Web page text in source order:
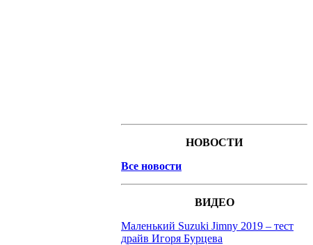
НОВОСТИ
Все новости
ВИДЕО
Маленький Suzuki Jimny 2019 – тест
драйв Игоря Бурцева